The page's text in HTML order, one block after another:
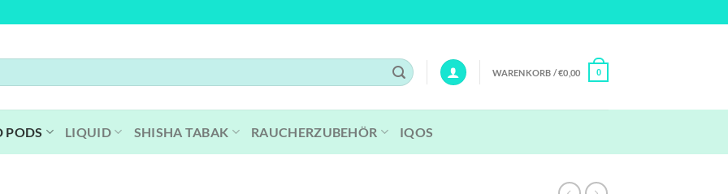
WARENKORB /€0,00 0
PODS LIQUID SHISHA TABAK RAUCHERZUBEHÖR IQOS